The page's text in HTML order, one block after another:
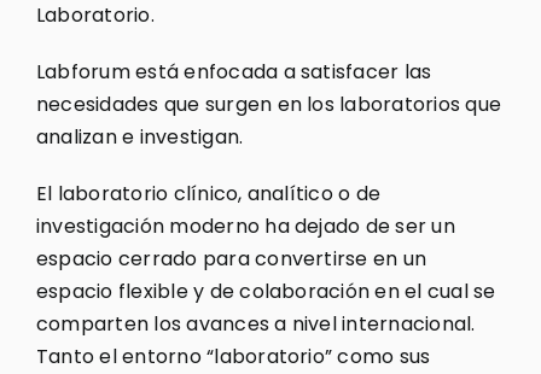
Laboratorio.
Labforum está enfocada a satisfacer las
necesidades que surgen en los laboratorios que
analizan e investigan.
El laboratorio clínico, analítico o de
investigación moderno ha dejado de ser un
espacio cerrado para convertirse en un
espacio flexible y de colaboración en el cual se
comparten los avances a nivel internacional.
Tanto el entorno “laboratorio” como sus